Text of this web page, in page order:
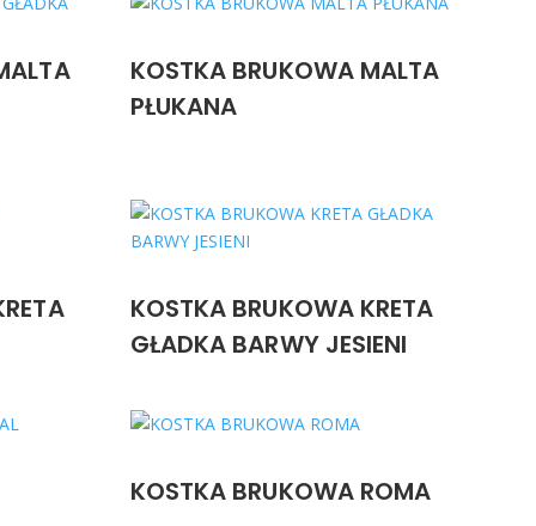
KOSTKA BRUKOWA MALTA
PŁUKANA
KOSTKA BRUKOWA KRETA
GŁADKA BARWY JESIENI
KOSTKA BRUKOWA ROMA